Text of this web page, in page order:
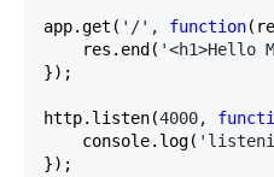
app.get( '/', function
    res.end(
'<h1>Hello
});
http.listen(4000,
    console.log(
});